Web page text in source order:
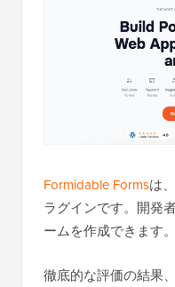
Formidable Formsは
ラグインです。開発
ームを作成できます。
徹底的な評価の結果